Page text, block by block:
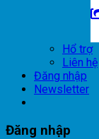
Hổ trợ
Liên hệ
Đăng nhập
Newsletter
Đăng nhập